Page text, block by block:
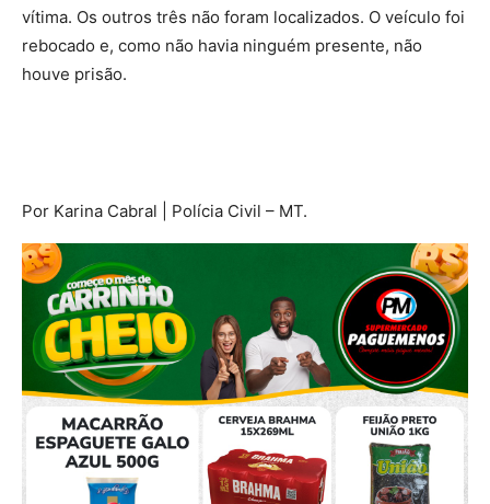
vítima. Os outros três não foram localizados. O veículo foi
rebocado e, como não havia ninguém presente, não
houve prisão.
Por Karina Cabral | Polícia Civil – MT.